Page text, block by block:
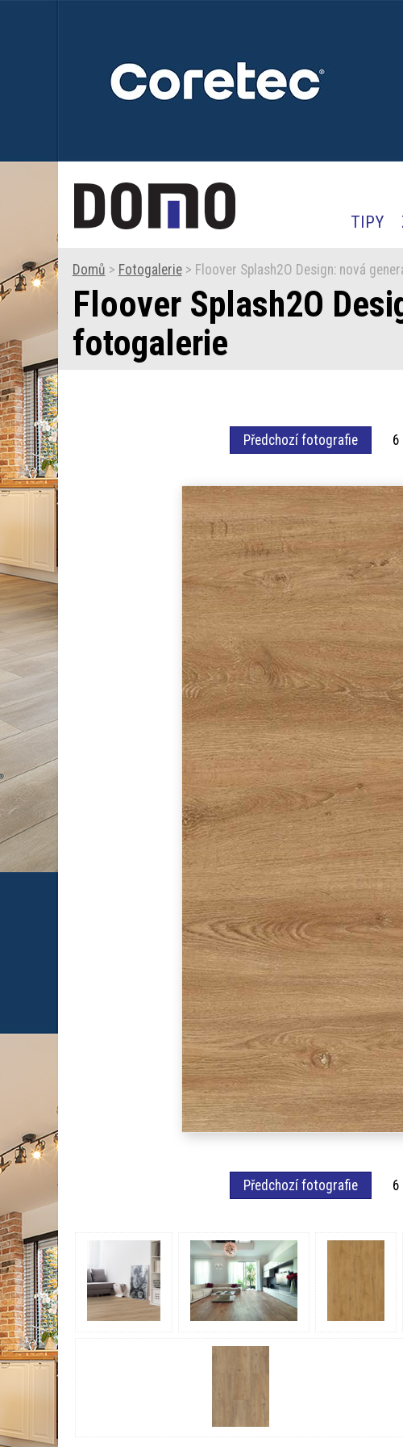
TIPY
Domů > Fotogalerie> Floover Splash2O Design: nová
Floover Splash2O
fotogalerie
Předchozí fotografie 6
Předchozí fotografie 6